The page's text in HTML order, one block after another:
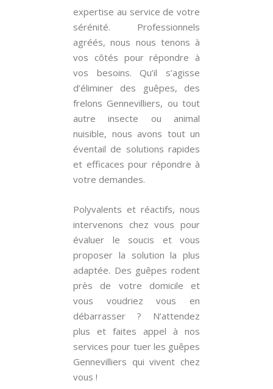
expertise au service de votre
sérénité. Professionnels
agréés, nous nous tenons à
vos côtés pour répondre à
vos besoins. Qu’il s’agisse
d’éliminer des guêpes, des
frelons Gennevilliers, ou tout
autre insecte ou animal
nuisible, nous avons tout un
éventail de solutions rapides
et efficaces pour répondre à
votre demandes.
Polyvalents et réactifs, nous
intervenons chez vous pour
évaluer le soucis et vous
proposer la solution la plus
adaptée. Des guêpes rodent
près de votre domicile et
vous voudriez vous en
débarrasser ? N’attendez
plus et faites appel à nos
services pour tuer les guêpes
Gennevilliers qui vivent chez
vous !